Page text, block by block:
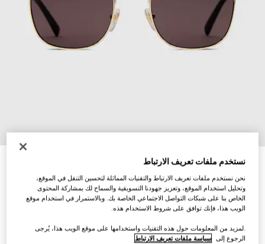
نظارات شمسية بإطار دائري
تنويعاتباللون الذهبي
نستخدم ملفات تعريف الارتباط
نحن نستخدم ملفات تعريف الارتباط والتقنيات المماثلة لتحسين التنقل في الموقع،
وتحليل استخدام الموقع، وتعزيز جهودنا التسويقية والسماح لك بمشاركة المحتوى
الخاص بنا على شبكات التواصل الاجتماعي الخاصة بك. وبالاستمرار في استخدام موقع
الويب هذا، فإنك توافق على شروط الاستخدام هذه.
.لمزيد من المعلومات حول هذه التقنيات واستخدامها على موقع الويب هذا، يُرجى
الرجوع إلى سياسة ملفات تعريف الارتباط